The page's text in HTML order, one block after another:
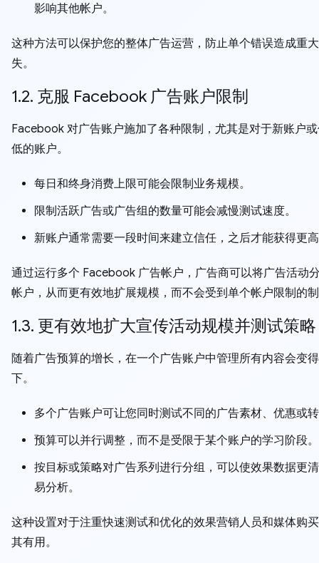
影响其他帐户。
这种方法可以保护您的整体广告运营，防止单个错误造成重
失。
1.2. 克服 Facebook 广告账户限制
Facebook 对广告账户施加了各种限制，尤其是对于新账户
低的账户。
每日和终身消费上限可能会限制业务规模。
限制活跃广告或广告组的数量可能会减慢测试速度。
新账户通常需要一段时间来建立信任，之后才能获得更
通过运行多个 Facebook 广告帐户，广告商可以将广告活动
帐户，从而更有效地扩展规模，而不会受到单个帐户限制的
1.3. 更有效地扩大宣传活动规模并测试策略
随着广告预算的增长，在一个广告账户中管理所有内容会变
下。
多个广告账户可让您同时测试不同的广告素材、优惠或
预算可以并行调整，而不是受限于某个账户的学习阶段。
按目标或策略对广告系列进行分组，可以使效果数据更
易分析。
这种设置对于注重快速测试和优化的效果营销人员和媒体购
其有用。